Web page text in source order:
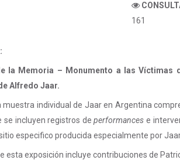
161
la Memoria – Monumento a las Víctimas
Alfredo Jaar.
muestra individual de Jaar en Argentina
se incluyen registros deperformances e
especifico producida especialmente por
esta exposición incluye contribuciones de